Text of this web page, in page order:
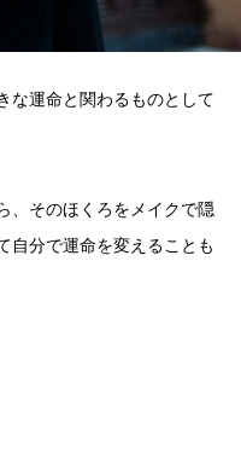
な運命と関わるものとして
、そのほくろをメイクで隠
自分で運命を変えることも